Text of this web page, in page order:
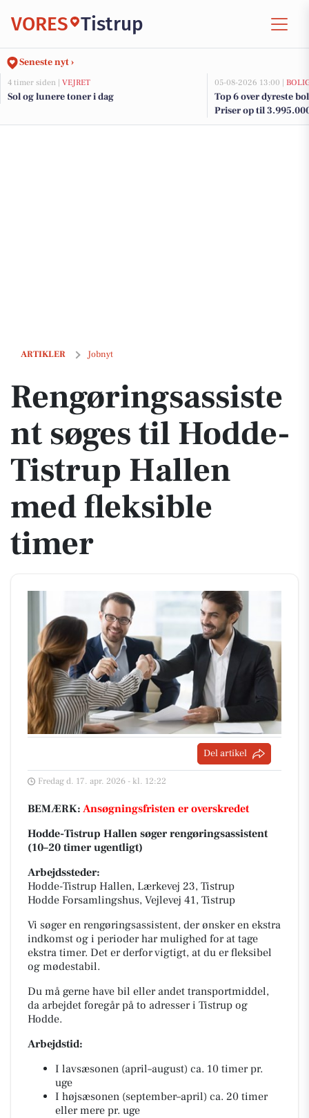
VORES Tistrup
Seneste nyt ›
4 timer siden | VEJRET
Sol og lunere toner i dag
05-08-2026 13:00 |
Top 6 over dyreste
Priser op til
ARTIKLER Jobnyt
Rengøringsassistent søges til Hodde-Tistrup Hallen med fleksible
Rengøringsassiste
nt søges til Hodde-
Tistrup Hallen
med fleksible
timer
Del artikel
Fredag d. 17. apr. 2026 - kl. 12:22
BEMÆRK: Ansøgningsfristen er overskredet
Hodde-Tistrup Hallen søger rengøringsassistent
(10–20 timer ugentligt)
Arbejdssteder:
Hodde-Tistrup Hallen, Lærkevej 23, Tistrup
Hodde Forsamlingshus, Vejlevej 41, Tistrup
Vi søger en rengøringsassistent, der ønsker en ekstra
indkomst og i perioder har mulighed for at tage
ekstra timer. Det er derfor vigtigt, at du er fleksibel
og mødestabil.
Du må gerne have bil eller andet transportmiddel,
da arbejdet foregår på to adresser i Tistrup og
Hodde.
Arbejdstid:
I lavsæsonen (april–august) ca. 10 timer pr.
uge
I højsæsonen (september–april) ca. 20 timer
eller mere pr. uge